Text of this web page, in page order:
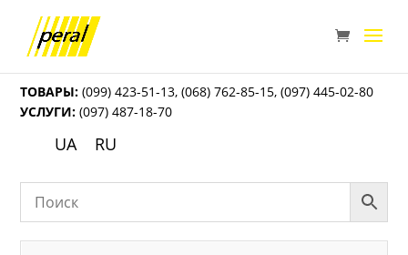
ТОВАРЫ: (099) 423-51-13,(068) 762-85-15,(097) 445-02-80
УСЛУГИ: (097) 487-18-70
UA RU